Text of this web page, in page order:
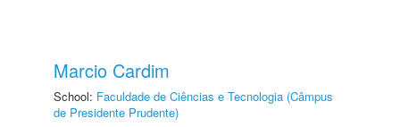
Marcio Cardim
School: Faculdade de Ciências e Tecnologia (Câmpus
de Presidente Prudente)